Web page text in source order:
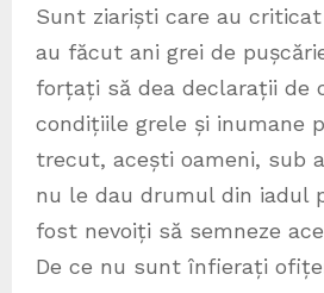
Sunt ziariști care au
au făcut ani grei de
forțați să dea declarații de
condițiile grele și inumane
trecut, acești oameni, sub
nu le dau drumul din iadul
fost nevoiți să semneze
De ce nu sunt înfierați